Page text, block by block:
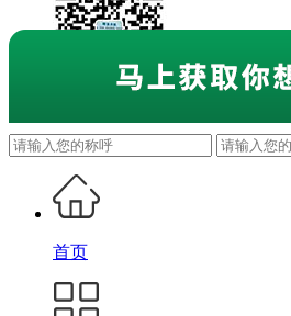
首页